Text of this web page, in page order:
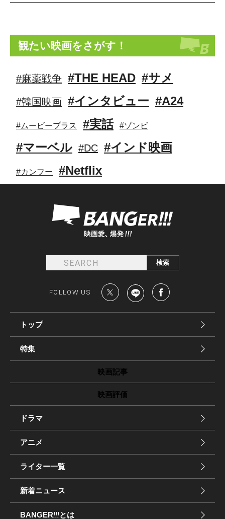
観たい映画をさがす！
#麻薬戦争 #THE HEAD #サメ
#韓国映画 #インタビュー #A24
#ムービープラス #実話 #ゾンビ
#マーベル #DC #インド映画
#カンフー #Netflix
FOLLOW US
トップ
特集
映画記事
映画評価
ドラマ
アニメ
ライター一覧
新着ニュース
BANGER!!!とは